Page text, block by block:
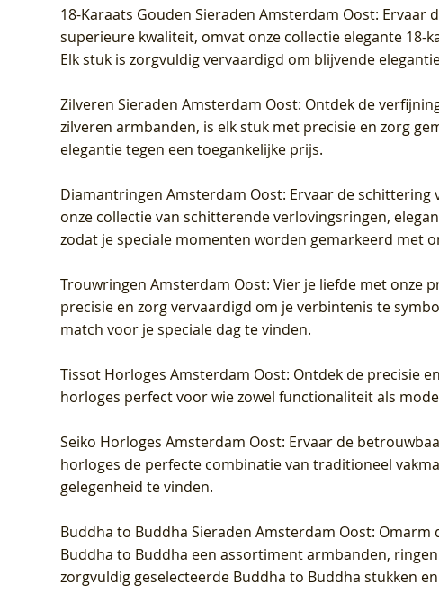
18-Karaats Gouden Sieraden Amsterdam Oost: Ervaar
superieure kwaliteit, omvat onze collectie elegante
Elk stuk is zorgvuldig vervaardigd om blijvende
Zilveren Sieraden Amsterdam Oost: Ontdek de
zilveren armbanden, is elk stuk met precisie en zorg
elegantie tegen een toegankelijke prijs.
Diamantringen Amsterdam Oost: Ervaar de
onze collectie van schitterende verlovingsringen,
zodat je speciale momenten worden gemarkeerd met
Trouwringen Amsterdam Oost: Vier je liefde met onze
precisie en zorg vervaardigd om je verbintenis te
match voor je speciale dag te vinden.
Tissot Horloges Amsterdam Oost: Ontdek de precisie
horloges perfect voor wie zowel functionaliteit als
Seiko Horloges Amsterdam Oost: Ervaar de
horloges de perfecte combinatie van traditioneel
gelegenheid te vinden.
Buddha to Buddha Sieraden Amsterdam Oost: Omarm
Buddha to Buddha een assortiment armbanden,
zorgvuldig geselecteerde Buddha to Buddha stukken